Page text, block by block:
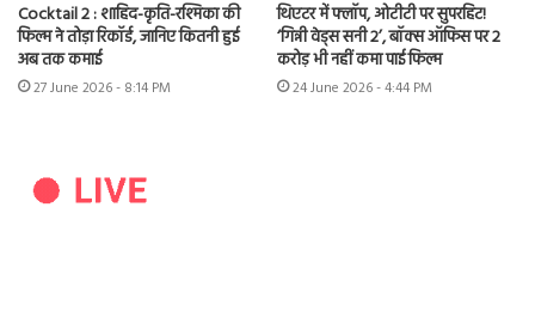
Cocktail 2 : शाहिद-कृति-रश्मिका की
फिल्म ने तोड़ा रिकॉर्ड, जानिए कितनी हुई
अब तक कमाई
27 June 2026 - 8:14 PM
थिएटर में फ्लॉप, ओटीटी पर सुपरहिट!
‘गिन्नी वेड्स सनी 2’, बॉक्स ऑफिस पर 2
करोड़ भी नहीं कमा पाई फिल्म
24 June 2026 - 4:44 PM